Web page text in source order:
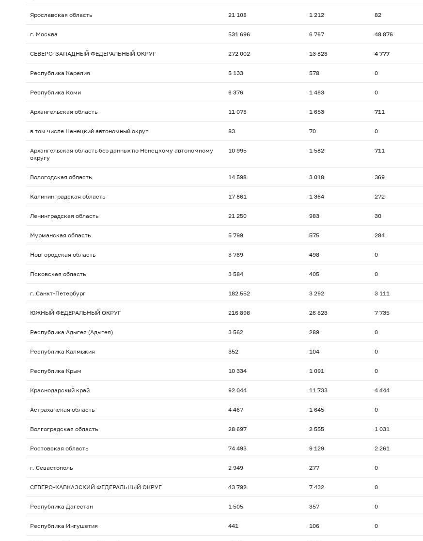
Ярославская область 21 108 1 212 82
г. Москва 531 696 6 767 48 876
СЕВЕРО-ЗАПАДНЫЙ ФЕДЕРАЛЬНЫЙ ОКРУГ 272 002 13 828 4 777
Республика Карелия 5 133 578 0
Республика Коми 6 376 1 463 0
Архангельская область 11 078 1 653 711
в том числе Ненецкий автономный округ 83 70 0
Архангельская область без данных по Ненецкому автономному
округу
10 995 1 582 711
Вологодская область 14 598 3 018 369
Калининградская область 17 861 1 364 272
Ленинградская область 21 250 983 30
Мурманская область 5 799 575 284
Новгородская область 3 769 498 0
Псковская область 3 584 405 0
г. Санкт-Петербург 182 552 3 292 3 111
ЮЖНЫЙ ФЕДЕРАЛЬНЫЙ ОКРУГ 216 898 26 823 7 735
Республика Адыгея (Адыгея) 3 562 289 0
Республика Калмыкия 352 104 0
Республика Крым 10 334 1 091 0
Краснодарский край 92 044 11 733 4 444
Астраханская область 4 467 1 645 0
Волгоградская область 28 697 2 555 1 031
Ростовская область 74 493 9 129 2 261
г. Севастополь 2 949 277 0
СЕВЕРО-КАВКАЗСКИЙ ФЕДЕРАЛЬНЫЙ ОКРУГ 43 792 7 432 0
Республика Дагестан 1 505 357 0
Республика Ингушетия 441 106 0